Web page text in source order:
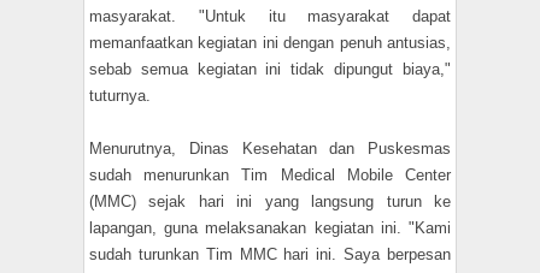
masyarakat. "Untuk itu masyarakat dapat
memanfaatkan kegiatan ini dengan penuh antusias,
sebab semua kegiatan ini tidak dipungut biaya,"
tuturnya.
Menurutnya, Dinas Kesehatan dan Puskesmas
sudah menurunkan Tim Medical Mobile Center
(MMC) sejak hari ini yang langsung turun ke
lapangan, guna melaksanakan kegiatan ini. "Kami
sudah turunkan Tim MMC hari ini. Saya berpesan